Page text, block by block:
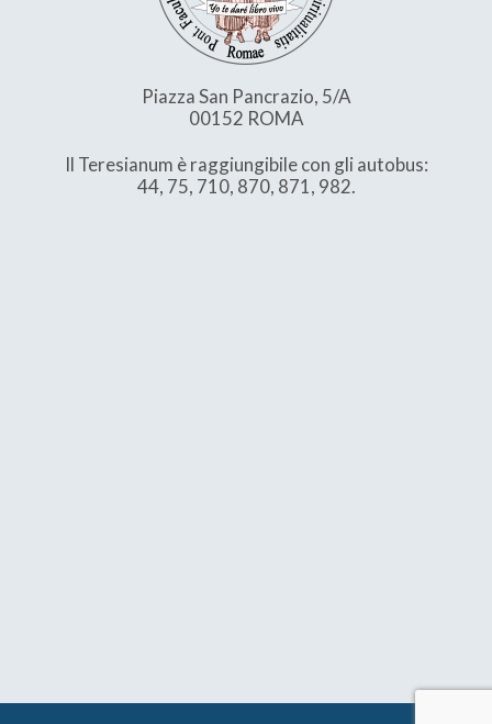
Piazza San Pancrazio, 5/A
00152 ROMA
Il Teresianum è raggiungibile con gli autobus:
44, 75, 710, 870, 871, 982.